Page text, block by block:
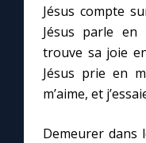
Jésus compte
Jésus parle
trouve sa joie
Jésus prie en
m’aime, et
Demeurer dans